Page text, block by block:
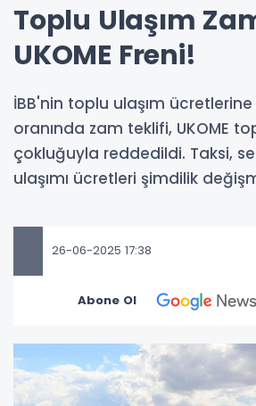
Toplu Ulaşım
UKOME Freni!
İBB'nin toplu ulaşım ücretlerine
oranında zam teklifi, UKOME
çokluğuyla reddedildi. Taksi,
ulaşımı ücretleri şimdilik
26-06-2025 17:38
Abone Ol